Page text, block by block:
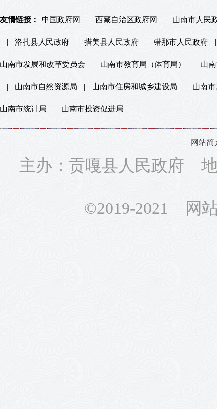
友情链接： 中国政府网 | 西藏自治区政府网 | 山南市人民
| 洛扎县人民政府 | 措美县人民政府 | 错那市人民政府 |
山南市发展和改革委员会 | 山南市教育局（体育局） | 山
| 山南市自然资源局 | 山南市住房和城乡建设局 | 山南
山南市统计局 | 山南市投资促进局
网站简
主办：贡嘎县人民政府
©2019-2021 网